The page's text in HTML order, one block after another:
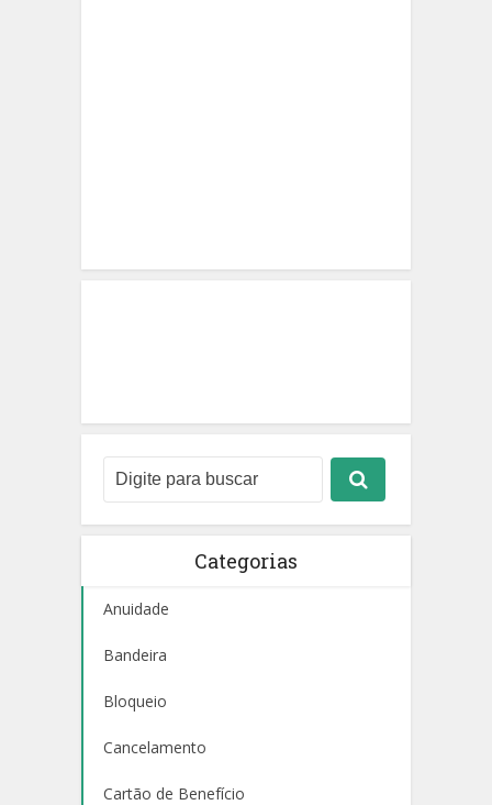
Categorias
Anuidade
Bandeira
Bloqueio
Cancelamento
Cartão de Benefício